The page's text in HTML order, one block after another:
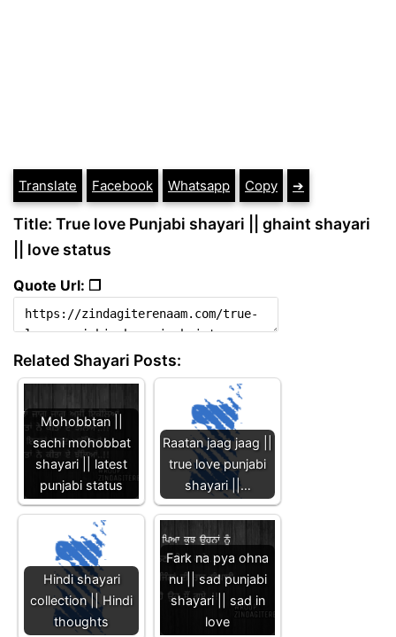
Translate Facebook Whatsapp Copy ➔
Title: True love Punjabi shayari || ghaint shayari
|| love status
Quote Url: ❐
Related Shayari Posts:
Mohobbtan ||
sachi mohobbat
shayari || latest
punjabi status
Raatan jaag jaag ||
true love punjabi
shayari ||…
Hindi shayari
collection || Hindi
thoughts
Fark na pya ohna
nu || sad punjabi
shayari || sad in
love